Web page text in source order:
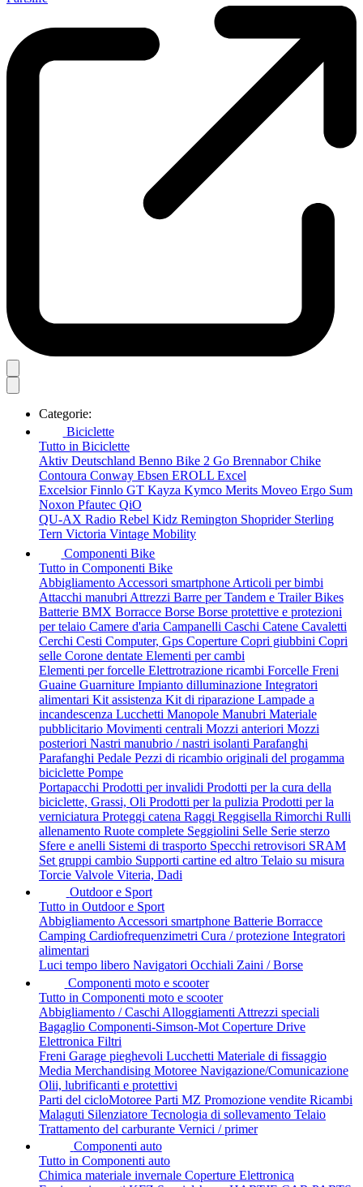
Categorie:
Biciclette
Tutto in Biciclette
Aktiv Deutschland Benno Bike 2 Go Brennabor Chike
Contoura Conway Ebsen EROLL Excel
Excelsior Finnlo GT Kayza Kymco Merits Moveo Ergo Sum
Noxon Pfautec QiO
QU-AX Radio Rebel Kidz Remington Shoprider Sterling
Tern Victoria Vintage Mobility
Componenti Bike
Tutto in Componenti Bike
Abbigliamento Accessori smartphone Articoli per bimbi
Attacchi manubri Attrezzi Barre per Tandem e Trailer Bikes
Batterie BMX Borracce Borse Borse protettive e protezioni
per telaio Camere d'aria Campanelli Caschi Catene Cavaletti
Cerchi Cesti Computer, Gps Coperture Copri giubbini Copri
selle Corone dentate Elementi per cambi
Elementi per forcelle Elettrotrazione ricambi Forcelle Freni
Guaine Guarniture Impianto dilluminazione Integratori
alimentari Kit assistenza Kit di riparazione Lampade a
incandescenza Lucchetti Manopole Manubri Materiale
pubblicitario Movimenti centrali Mozzi anteriori Mozzi
posteriori Nastri manubrio / nastri isolanti Parafanghi
Parafanghi Pedale Pezzi di ricambio originali del progamma
biciclette Pompe
Portapacchi Prodotti per invalidi Prodotti per la cura della
biciclette, Grassi, Oli Prodotti per la pulizia Prodotti per la
verniciatura Proteggi catena Raggi Reggisella Rimorchi Rulli
allenamento Ruote complete Seggiolini Selle Serie sterzo
Sfere e anelli Sistemi di trasporto Specchi retrovisori SRAM
Set gruppi cambio Supporti cartine ed altro Telaio su misura
Torcie Valvole Viteria, Dadi
Outdoor e Sport
Tutto in Outdoor e Sport
AbbigliamentoAccessori smartphone Batterie Borracce
Camping Cardiofrequenzimetri Cura / protezione Integratori
alimentari
Luci tempo libero Navigatori Occhiali Zaini / Borse
Componenti moto e scooter
Tutto in Componenti moto e scooter
Abbigliamento / Caschi Alloggiamenti Attrezzi speciali
Bagaglio Componenti-Simson-Mot Coperture Drive
Elettronica Filtri
Freni Garage pieghevoli Lucchetti Materiale di fissaggio
Media Merchandising Motoree Navigazione/Comunicazione
Olii, lubrificanti e protettivi
Parti del cicloMotoree Parti MZ Promozione vendite Ricambi
Malaguti Silenziatore Tecnologia di sollevamento Telaio
Trattamento del carburante Vernici / primer
Componenti auto
Tutto in Componenti auto
Chimica materiale invernale Coperture Elettronica